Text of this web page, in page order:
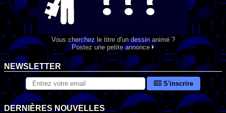
Vous cherchez le titre d'un dessin animé ?
Postez une petite annonce
NEWSLETTER
S'inscrire
DERNIÈRES NOUVELLES